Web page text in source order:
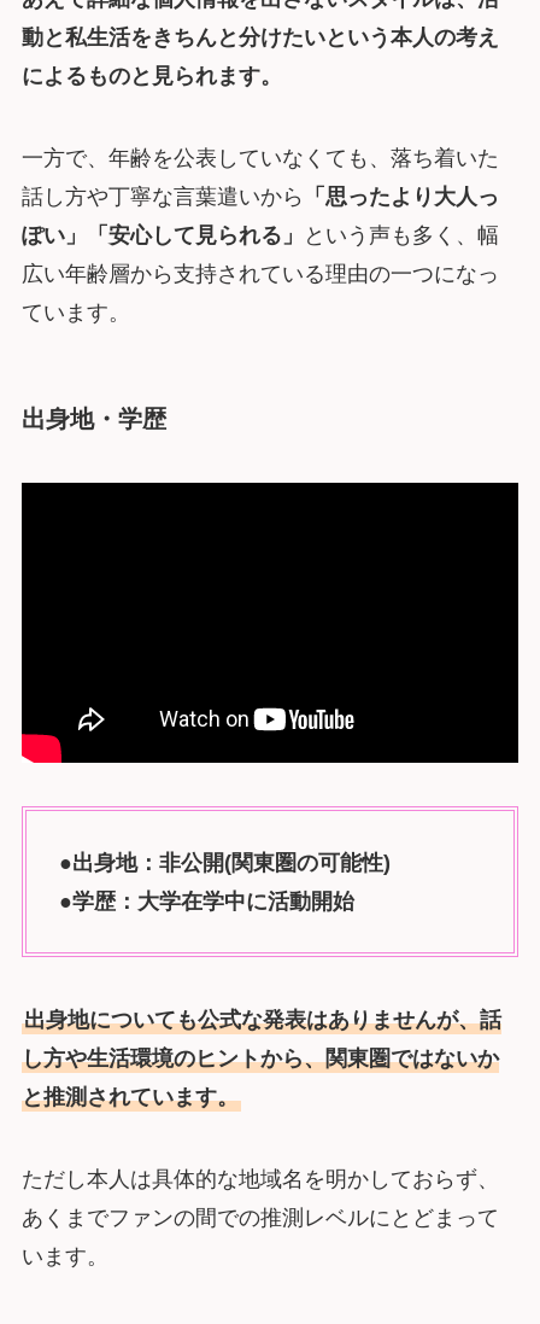
動と私生活をきちんと分けたいという本人の考え
によるものと見られます。
一方で、年齢を公表していなくても、落ち着いた
話し方や丁寧な言葉遣いから
「思ったより大人っ
ぽい」「安心して見られる」
という声も多く、幅
広い年齢層から支持されている理由の一つになっ
ています。
出身地・学歴
●出身地：非公開(関東圏の可能性)
●学歴：大学在学中に活動開始
出身地についても公式な発表はありませんが、話
し方や生活環境のヒントから、関東圏ではないか
と推測されています。
ただし本人は具体的な地域名を明かしておらず、
あくまでファンの間での推測レベルにとどまって
います。